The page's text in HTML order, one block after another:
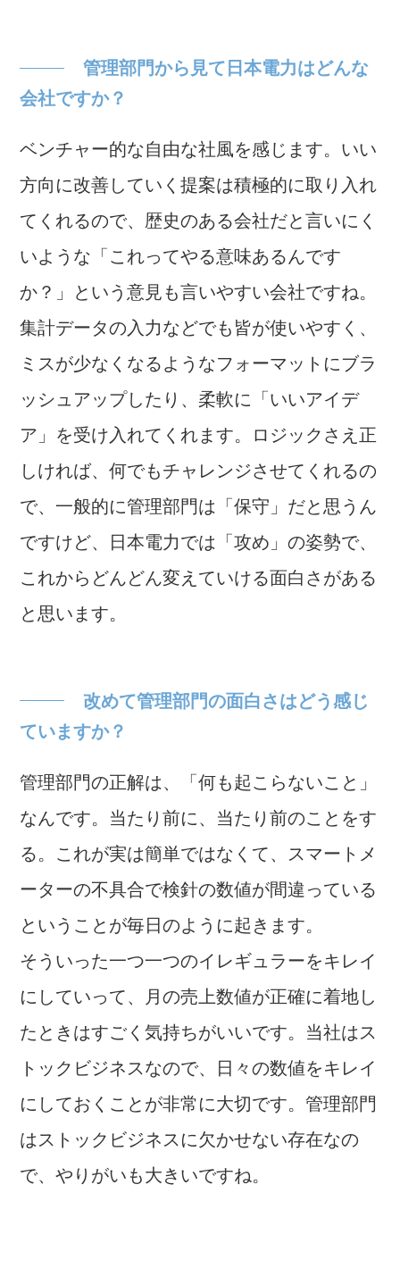
管理部門から見て日本電力はどんな
会社ですか？
ベンチャー的な自由な社風を感じます。いい
方向に改善していく提案は積極的に取り入れ
てくれるので、歴史のある会社だと言いにく
いような「これってやる意味あるんです
か？」という意見も言いやすい会社ですね。
集計データの入力などでも皆が使いやすく、
ミスが少なくなるようなフォーマットにブラ
ッシュアップしたり、柔軟に「いいアイデ
ア」を受け入れてくれます。ロジックさえ正
しければ、何でもチャレンジさせてくれるの
で、一般的に管理部門は「保守」だと思うん
ですけど、日本電力では「攻め」の姿勢で、
これからどんどん変えていける面白さがある
と思います。
改めて管理部門の面白さはどう感じ
ていますか？
管理部門の正解は、「何も起こらないこと」
なんです。当たり前に、当たり前のことをす
る。これが実は簡単ではなくて、スマートメ
ーターの不具合で検針の数値が間違っている
ということが毎日のように起きます。
そういった一つ一つのイレギュラーをキレイ
にしていって、月の売上数値が正確に着地し
たときはすごく気持ちがいいです。当社はス
トックビジネスなので、日々の数値をキレイ
にしておくことが非常に大切です。管理部門
はストックビジネスに欠かせない存在なの
で、やりがいも大きいですね。